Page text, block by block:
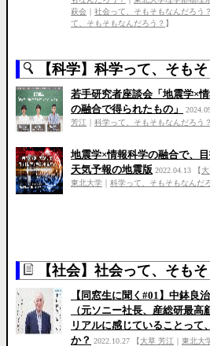
萩会
社会って、そもそもなんだろう？
て、そもそもなんだろう？ 】
【科学】科学って、そも
若手研究者座談会「地震学×
の融合で得られたもの」
芳江
科学って、そもそもなんだろう？
地震学×情報科学の融合で、
天気予報の地震版 2022.04.13 【
東北大学
科学って、そもそもなんだ
【社会】社会って、そも
【同窓生に聞く#01】中鉢良
（元ソニー社長、産総研最高
リアルに感じていることって
か？ 2022.10.27 【大草 芳江 東北大